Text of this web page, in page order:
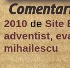
2010 de Site
adventist,
mihailescu